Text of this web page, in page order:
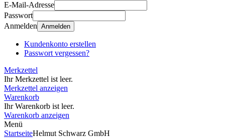
E-Mail-Adresse
Passwort
Anmelden Anmelden
Kundenkonto erstellen
Passwort vergessen?
Merkzettel
Ihr Merkzettel ist leer.
Merkzettel anzeigen
Warenkorb
Ihr Warenkorb ist leer.
Warenkorb anzeigen
Menü
StartseiteHelmut Schwarz GmbH